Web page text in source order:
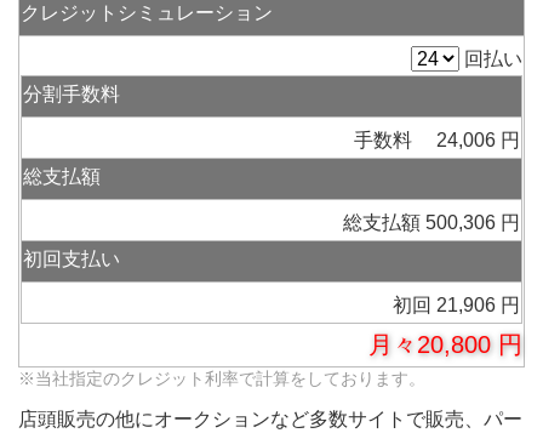
クレジットシミュレーション
回払い
分割手数料
手数料 24,006 円
総支払額
総支払額 500,306 円
初回支払い
初回 21,906 円
月々20,800 円
※当社指定のクレジット利率で計算をしております。
店頭販売の他にオークションなど多数サイトで販売、パー